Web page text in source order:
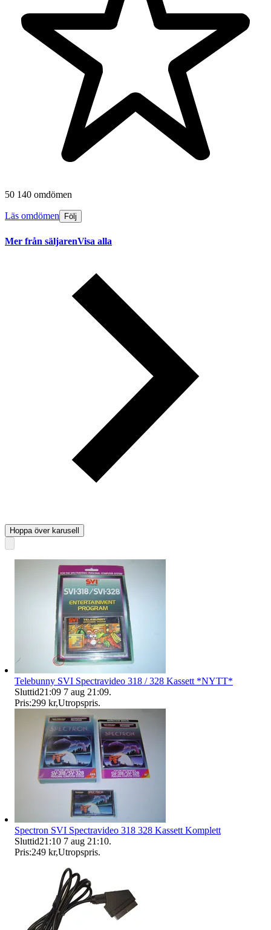
50 140 omdömen
Läs omdömen Följ
Mer från säljarenVisa alla
Hoppa över karusell
Telebunny SVI Spectravideo 318 / 328 Kassett *NYTT*
Sluttid21:09 7 aug 21:09.
Pris:299 kr,Utropspris.
Spectron SVI Spectravideo 318 328 Kassett Komplett
Sluttid21:10 7 aug 21:10.
Pris:249 kr,Utropspris.